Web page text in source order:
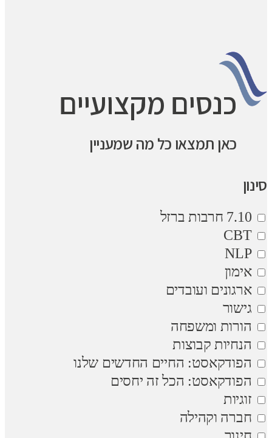
כנסים מקצועיים
כאן תמצאו כל מה שמעניין
סינון
7.10 חרבות ברזל
CBT
NLP
אימון
ארגונים ועובדים
גישור
הורות ומשפחה
הנחיות קבוצות
הפודקאסט: החיים החדשים שלנו
הפודקאסט: הכל זה יחסים
זוגיות
חברה וקהילה